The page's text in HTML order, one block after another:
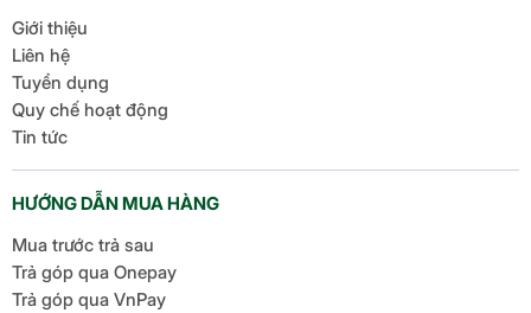
Giới thiệu
Liên hệ
Tuyển dụng
Quy chế hoạt động
Tin tức
HƯỚNG DẪN MUA HÀNG
Mua trước trả sau
Trả góp qua Onepay
Trả góp qua VnPay